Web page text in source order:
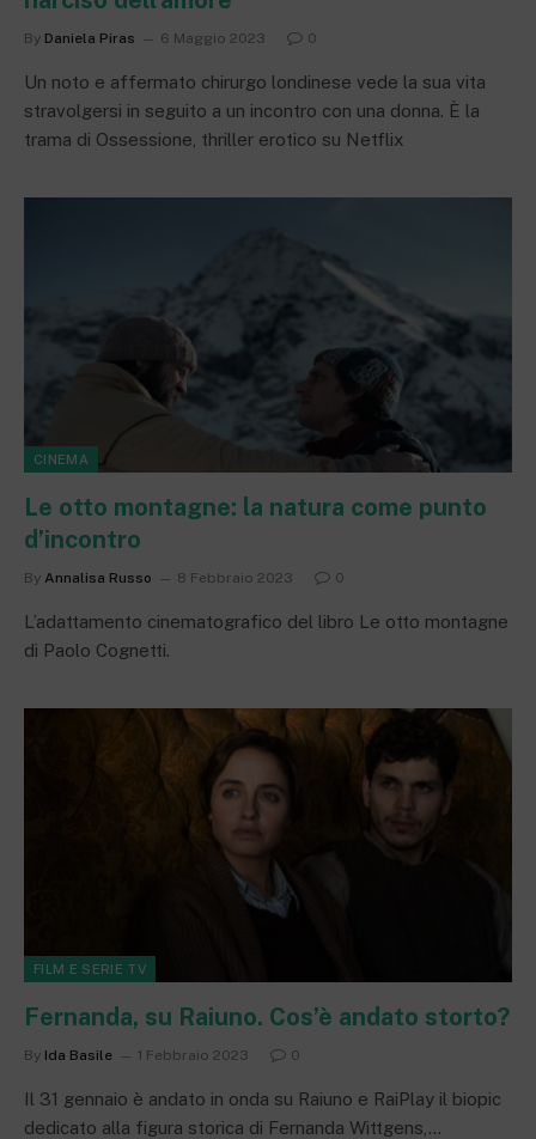
By Daniela Piras 6 Maggio 2023 0
Un noto e affermato chirurgo londinese vede la sua vita
stravolgersi in seguito a un incontro con una donna. È la
trama di Ossessione, thriller erotico su Netflix
CINEMA
Le otto montagne: la natura come punto
d’incontro
By Annalisa Russo 8 Febbraio 2023 0
L’adattamento cinematografico del libro Le otto montagne
di Paolo Cognetti.
FILM E SERIE TV
Fernanda, su Raiuno. Cos’è andato storto?
By Ida Basile 1 Febbraio 2023 0
Il 31 gennaio è andato in onda su Raiuno e RaiPlay il biopic
dedicato alla figura storica di Fernanda Wittgens,…